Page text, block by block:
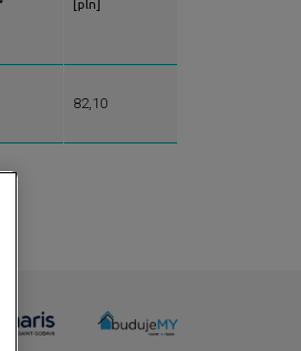
[pln]
82,10